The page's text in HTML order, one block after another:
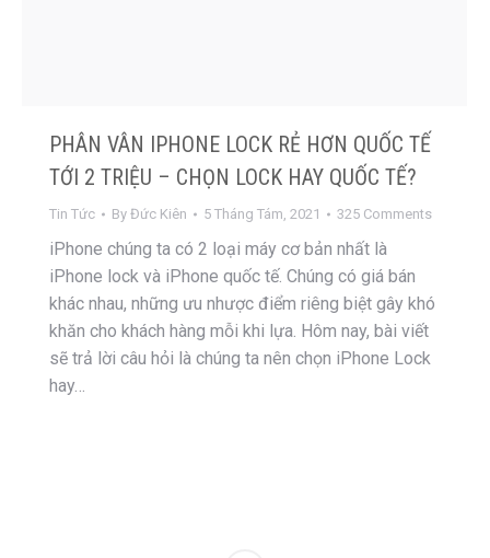
PHÂN VÂN IPHONE LOCK RẺ HƠN QUỐC TẾ
TỚI 2 TRIỆU – CHỌN LOCK HAY QUỐC TẾ?
Tin Tức By Đức Kiên 5 Tháng Tám, 2021 325 Comments
iPhone chúng ta có 2 loại máy cơ bản nhất là
iPhone lock và iPhone quốc tế. Chúng có giá bán
khác nhau, những ưu nhược điểm riêng biệt gây khó
khăn cho khách hàng mỗi khi lựa. Hôm nay, bài viết
sẽ trả lời câu hỏi là chúng ta nên chọn iPhone Lock
hay…